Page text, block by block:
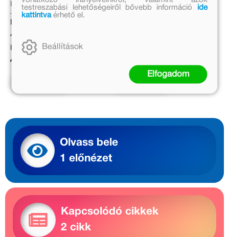
Keresztesi József
Eredeti ár:
4 499 Ft
Kötött ár:
4 049 Ft
Michael Engler
Kosárba
Olvass bele
1 előnézet
Kapcsolódó cikkek
2 cikk
testreszabási lehetőségeiről bővebb információ
ide
kattintvaérhető el.
Beállítások
Elfogadom